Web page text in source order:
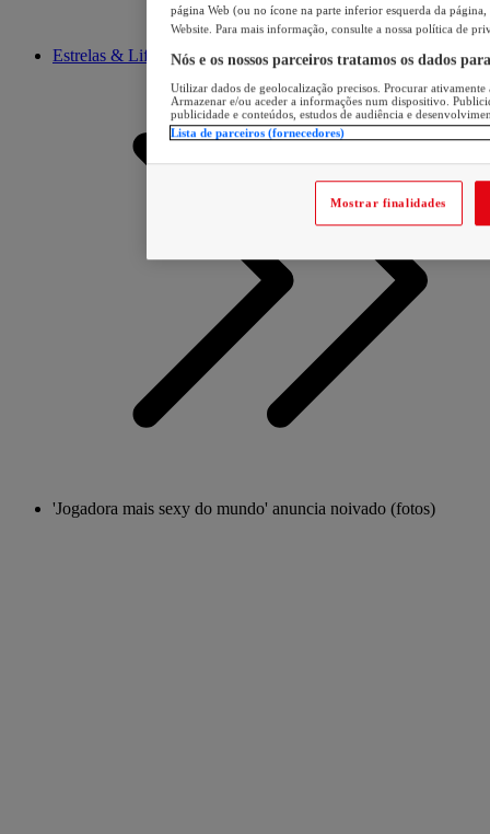
Estrelas & Lifestyle
'Jogadora mais sexy do mundo' anuncia noivado (fotos)
página Web (ou no ícone na parte inferior esquerda da página,
Website. Para mais informação, consulte a nossa política de
Nós e os nossos parceiros tratamos os dados
Utilizar dados de geolocalização precisos. Procurar
Armazenar e/ou aceder a informações num dispositivo.
publicidade e conteúdos, estudos de audiência e
Lista de parceiros (fornecedores)
Mostrar finalidades